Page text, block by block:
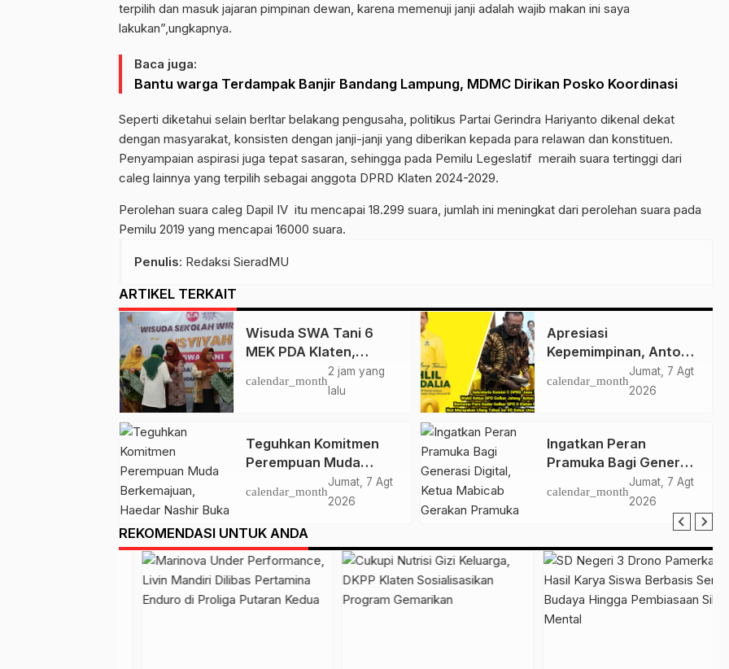
terpilih dan masuk jajaran pimpinan dewan, karena memenuji janji adalah wajib makan ini saya
lakukan”,ungkapnya.
Baca juga:
Bantu warga Terdampak Banjir Bandang Lampung, MDMC Dirikan Posko Koordinasi
Seperti diketahui selain berltar belakang pengusaha, politikus Partai Gerindra Hariyanto dikenal dekat
dengan masyarakat, konsisten dengan janji-janji yang diberikan kepada para relawan dan konstituen.
Penyampaian aspirasi juga tepat sasaran, sehingga pada Pemilu Legeslatif meraih suara tertinggi dari
caleg lainnya yang terpilih sebagai anggota DPRD Klaten 2024-2029.
Perolehan suara caleg Dapil IV itu mencapai 18.299 suara, jumlah ini meningkat dari perolehan suara pada
Pemilu 2019 yang mencapai 16000 suara.
Penulis: Redaksi SieradMU
ARTIKEL TERKAIT
Wisuda SWA Tani 6
MEK PDA Klaten,
Lutfiah Iskandar : Ini
Menguatkan Gerakan
calendar_month
2 jam yang
lalu
Apresiasi
Kepemimpinan, Anton
Lami Suhadi dan
Ratusan Kader Golkar
Lahadalia
calendar_month
Jumat, 7 Agt
2026
Teguhkan Komitmen
Perempuan Muda
Berkemajuan, Haedar
Nashir Buka Muktamar
Aisyiyah di Solo
calendar_month
Jumat, 7 Agt
2026
Ingatkan Peran
Pramuka Bagi Generasi
Digital, Ketua Mabicab
Gerakan Pramuka
Klaten Lepas Puluhan
calendar_month
Jumat, 7 Agt
2026
REKOMENDASI UNTUK ANDA